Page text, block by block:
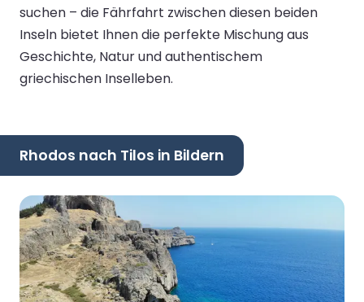
suchen – die Fährfahrt zwischen diesen beiden
Inseln bietet Ihnen die perfekte Mischung aus
Geschichte, Natur und authentischem
griechischen Inselleben.
Rhodos nach Tilos in Bildern